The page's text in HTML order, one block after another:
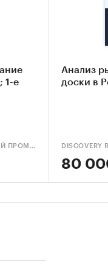
и
1-е
АИПР (АГЕНТСТВО ИССЛЕДОВАНИЙ ПРОМЫШЛЕННЫХ И ПОТРЕБИТЕЛЬСКИХ РЫНКОВ)
Анализ
доски в
DISCOVERY
80